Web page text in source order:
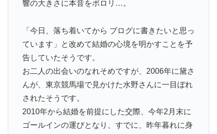
響の大きさに本音をポロリ…。
「今日、落ち着いてから ブログに書きたいと思っ
ています」と改めて結婚の心境を明かすことを予
告していたそうです。
お二人の出会いのなれそめですが、2006年に黛さ
んが、東京競馬場で見かけた水野さんに一目ぼれ
されたそうです。
2010年から結婚を前提にした交際、今年2月末に
ゴールインの運びとなり、すでに、昨年暮れに身